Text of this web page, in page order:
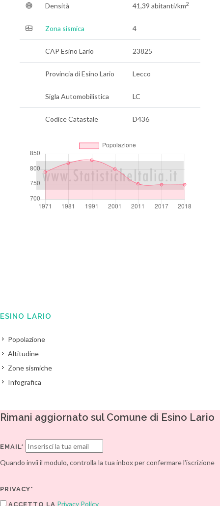
Densità 41,39 abitanti/km2
Zona sismica 4
CAP Esino Lario 23825
Provincia di Esino Lario Lecco
Sigla Automobilistica LC
Codice Catastale D436
ESINO LARIO
Popolazione
Altitudine
Zone sismiche
Infografica
Rimani aggiornato sul Comune di Esino Lario
EMAIL*
Quando invii il modulo, controlla la tua inbox per confermare l'iscrizione
PRIVACY*
ACCETTO LA Privacy Policy